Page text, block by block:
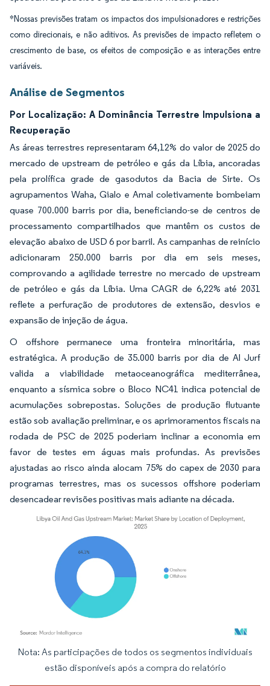
*Nossas previsões tratam os impactos dos impulsionadores e restrições
como direcionais, e não aditivos. As previsões de impacto refletem o
crescimento de base, os efeitos de composição e as interações entre
variáveis.
Análise de Segmentos
Por Localização: A Dominância Terrestre Impulsiona a
Recuperação
As áreas terrestres representaram 64,12% do valor de 2025 do
mercado de upstream de petróleo e gás da Líbia, ancoradas
pela prolífica grade de gasodutos da Bacia de Sirte. Os
agrupamentos Waha, Gialo e Amal coletivamente bombeiam
quase 700.000 barris por dia, beneficiando-se de centros de
processamento compartilhados que mantêm os custos de
elevação abaixo de USD 6 por barril. As campanhas de reinício
adicionaram 250.000 barris por dia em seis meses,
comprovando a agilidade terrestre no mercado de upstream
de petróleo e gás da Líbia. Uma CAGR de 6,22% até 2031
reflete a perfuração de produtores de extensão, desvios e
expansão de injeção de água.
O offshore permanece uma fronteira minoritária, mas
estratégica. A produção de 35.000 barris por dia de Al Jurf
valida a viabilidade metaoceanográfica mediterrânea,
enquanto a sísmica sobre o Bloco NC41 indica potencial de
acumulações sobrepostas. Soluções de produção flutuante
estão sob avaliação preliminar, e os aprimoramentos fiscais na
rodada de PSC de 2025 poderiam inclinar a economia em
favor de testes em águas mais profundas. As previsões
ajustadas ao risco ainda alocam 75% do capex de 2030 para
programas terrestres, mas os sucessos offshore poderiam
desencadear revisões positivas mais adiante na década.
Imagem © Mordor Intelligence. O reuso requer atribuição conforme CC BY 4.0.
Nota: As participações de todos os segmentos individuais
estão disponíveis após a compra do relatório